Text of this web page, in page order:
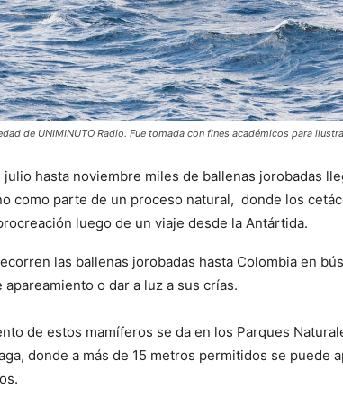
de UNIMINUTO Radio. Fue tomada con fines académicos para
hasta noviembre miles de ballenas jorobadas
como parte de un proceso natural, donde los
luego de un viaje desde la Antártida.
las ballenas jorobadas hasta Colombia en
o dar a luz a sus crías.
de estos mamíferos se da en los Parques
donde a más de 15 metros permitidos se puede